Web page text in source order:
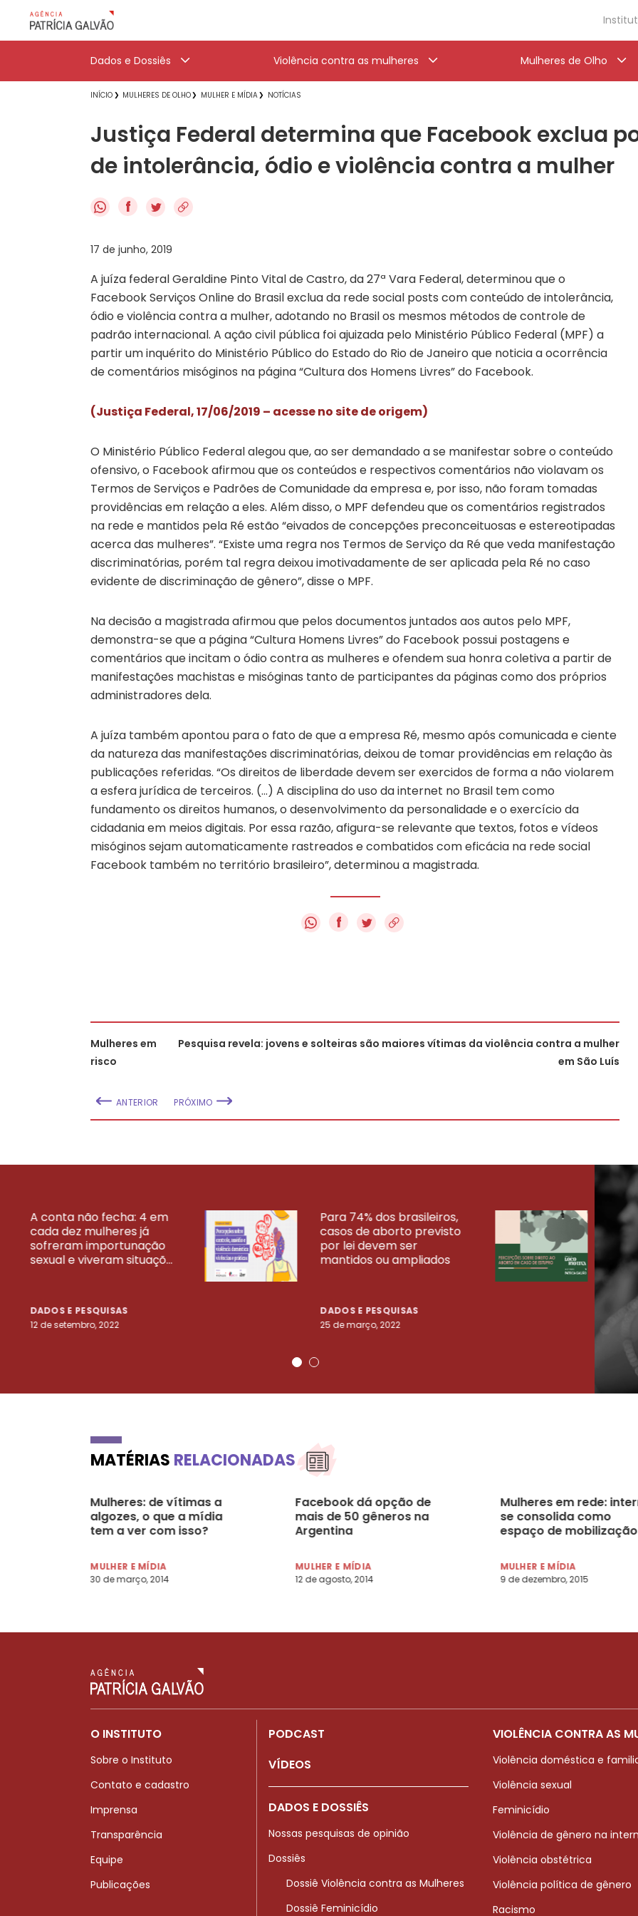
Dados e Dossiês Violência contra as mulheres Mulheres de Olho
INÍCIO MULHERES DE OLHO MULHER E MÍDIA NOTÍCIAS
Justiça Federal determina que Facebook exclua
de intolerância, ódio e violência contra a mulher
f
17 de junho, 2019
A juíza federal Geraldine Pinto Vital de Castro, da 27ª Vara Federal, determinou que o
Facebook Serviços Online do Brasil exclua da rede social posts com conteúdo de intolerância,
ódio e violência contra a mulher, adotando no Brasil os mesmos métodos de controle de
padrão internacional. A ação civil pública foi ajuizada pelo Ministério Público Federal (MPF) a
partir um inquérito do Ministério Público do Estado do Rio de Janeiro que noticia a ocorrência
de comentários misóginos na página “Cultura dos Homens Livres” do Facebook.
(Justiça Federal, 17/06/2019 – acesse no site de origem)
O Ministério Público Federal alegou que, ao ser demandado a se manifestar sobre o conteúdo
ofensivo, o Facebook afirmou que os conteúdos e respectivos comentários não violavam os
Termos de Serviços e Padrões de Comunidade da empresa e, por isso, não foram tomadas
providências em relação a eles. Além disso, o MPF defendeu que os comentários registrados
na rede e mantidos pela Ré estão “eivados de concepções preconceituosas e estereotipadas
acerca das mulheres”. “Existe uma regra nos Termos de Serviço da Ré que veda manifestação
discriminatórias, porém tal regra deixou imotivadamente de ser aplicada pela Ré no caso
evidente de discriminação de gênero”, disse o MPF.
Na decisão a magistrada afirmou que pelos documentos juntados aos autos pelo MPF,
demonstra-se que a página “Cultura Homens Livres” do Facebook possui postagens e
comentários que incitam o ódio contra as mulheres e ofendem sua honra coletiva a partir de
manifestações machistas e misóginas tanto de participantes da páginas como dos próprios
administradores dela.
A juíza também apontou para o fato de que a empresa Ré, mesmo após comunicada e ciente
da natureza das manifestações discriminatórias, deixou de tomar providências em relação às
publicações referidas. “Os direitos de liberdade devem ser exercidos de forma a não violarem
a esfera jurídica de terceiros. (…) A disciplina do uso da internet no Brasil tem como
fundamento os direitos humanos, o desenvolvimento da personalidade e o exercício da
cidadania em meios digitais. Por essa razão, afigura-se relevante que textos, fotos e vídeos
misóginos sejam automaticamente rastreados e combatidos com eficácia na rede social
Facebook também no território brasileiro”, determinou a magistrada.
f
Mulheres em
risco
ANTERIOR
Pesquisa revela: jovens e solteiras são maiores vítimas da violência contra a mulher
em São Luís
PRÓXIMO
A conta não fecha: 4 em
cada dez mulheres já
sofreram importunação
sexual e viveram situaçõ...
DADOS E PESQUISAS
12 de setembro, 2022
Para 74% dos brasileiros,
casos de aborto previsto
por lei devem ser
mantidos ou ampliados
DADOS E PESQUISAS
25 de março, 2022
23
VEJA MAIS PESQUISAS
MATÉRIAS RELACIONADAS
Mulheres: de vítimas a
algozes, o que a mídia
tem a ver com isso?
MULHER E MÍDIA
30 de março, 2014
Facebook dá opção de
mais de 50 gêneros na
Argentina
MULHER E MÍDIA
12 de agosto, 2014
Mulheres em rede:
se consolida como
espaço de mobilização
MULHER E MÍDIA
9 de dezembro, 2015
O INSTITUTO
Sobre o Instituto
Contato e cadastro
Imprensa
Transparência
Equipe
Publicações
PODCAST
VÍDEOS
DADOS E DOSSIÊS
Nossas pesquisas de opinião
Dossiês
Dossiê Violência contra as Mulheres
Dossiê Feminicídio
VIOLÊNCIA CONTRA AS
Violência doméstica e
Violência sexual
Feminicídio
Violência de gênero na
Violência obstétrica
Violência política de gênero
Racismo